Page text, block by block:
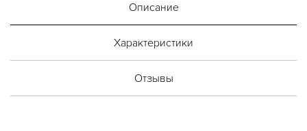
Описание
Характеристики
Отзывы